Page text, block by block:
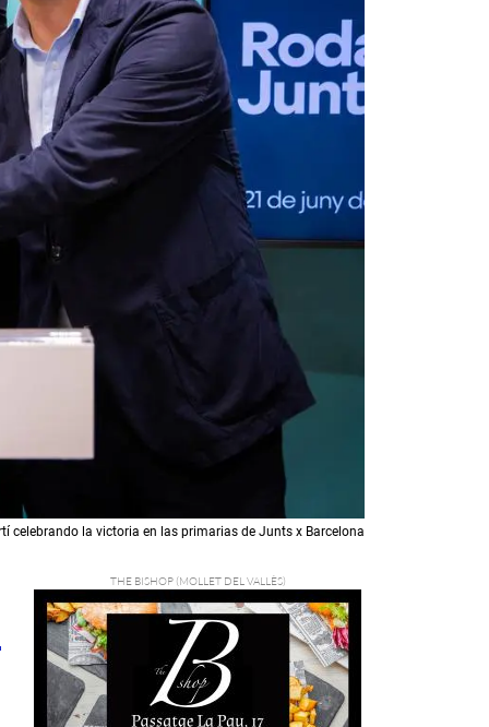
celebrando la victoria en las primarias de Junts x Barcelona